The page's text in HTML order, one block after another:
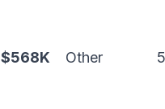
$568K Other 5